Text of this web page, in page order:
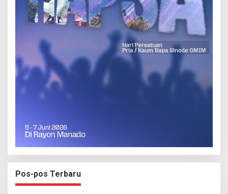
Pos-pos Terbaru